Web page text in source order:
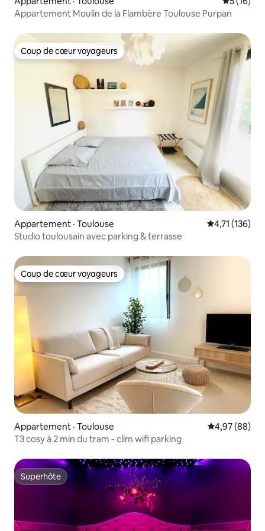
Appartement Moulin de la Flambère Toulouse Purpan
Coup de cœur voyageurs
Coup de cœur voyageurs
Appartement · Toulouse Note
4,71 (136)
Studio toulousain avec parking & terrasse
Coup de cœur voyageurs
Coup de cœur voyageurs
Appartement · Toulouse Note
4,97 (88)
T3 cosy à 2 min du tram - clim wifi parking
Superhôte
Superhôte